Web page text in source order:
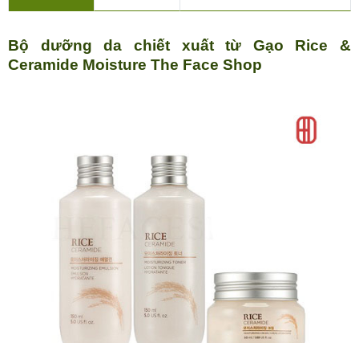
Bộ dưỡng da chiết xuất từ Gạo Rice &
Ceramide Moisture The Face Shop